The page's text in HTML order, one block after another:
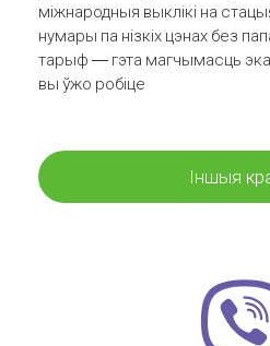
міжнародныя выклікі на
нумары па нізкіх цэнах без
тарыф — гэта магчымасць
вы ўжо робіце
Іншыя